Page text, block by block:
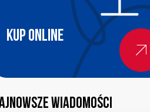
Kup online
wiadomości